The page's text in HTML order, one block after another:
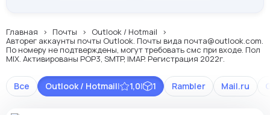
Главная Почты
Outlook / Hotmail
Авторег аккаунты почты Outlook. Почты вида почта@outlook.com.
По номеру не подтверждены, могут требовать смс при входе. Пол
MIX. Активированы POP3, SMTP, IMAP. Регистрация 2022г.
Все Outlook / Hotmail| 1,0| 1 Rambler Mail.ru